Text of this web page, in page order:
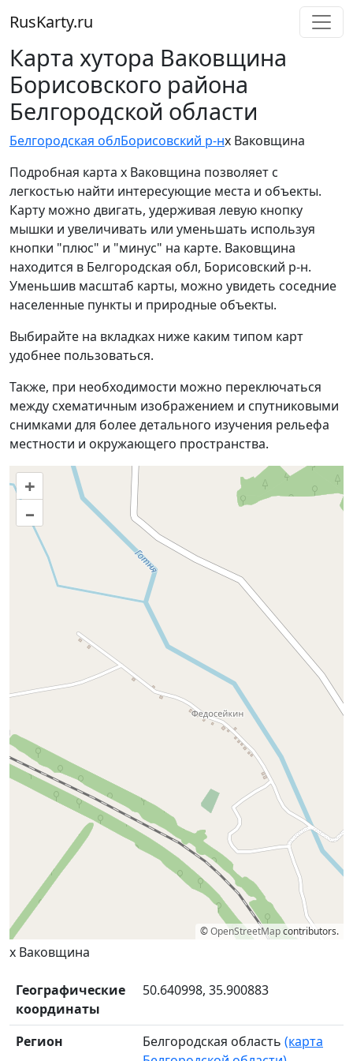
RusKarty.ru
Карта хутора Ваковщина
Борисовского района
Белгородской области
Белгородская облБорисовский р-нх Ваковщина
Подробная карта х Ваковщина позволяет с
легкостью найти интересующие места и объекты.
Карту можно двигать, удерживая левую кнопку
мышки и увеличивать или уменьшать используя
кнопки "плюс" и "минус" на карте. Ваковщина
находится в Белгородская обл, Борисовский р-н.
Уменьшив масштаб карты, можно увидеть соседние
населенные пункты и природные объекты.
Выбирайте на вкладках ниже каким типом карт
удобнее пользоваться.
Также, при необходимости можно переключаться
между схематичным изображением и спутниковыми
снимками для более детального изучения рельефа
местности и окружающего пространства.
+
–
©OpenStreetMapcontributors.
х Ваковщина
Географические
координаты
50.640998, 35.900883
Регион Белгородская область (карта